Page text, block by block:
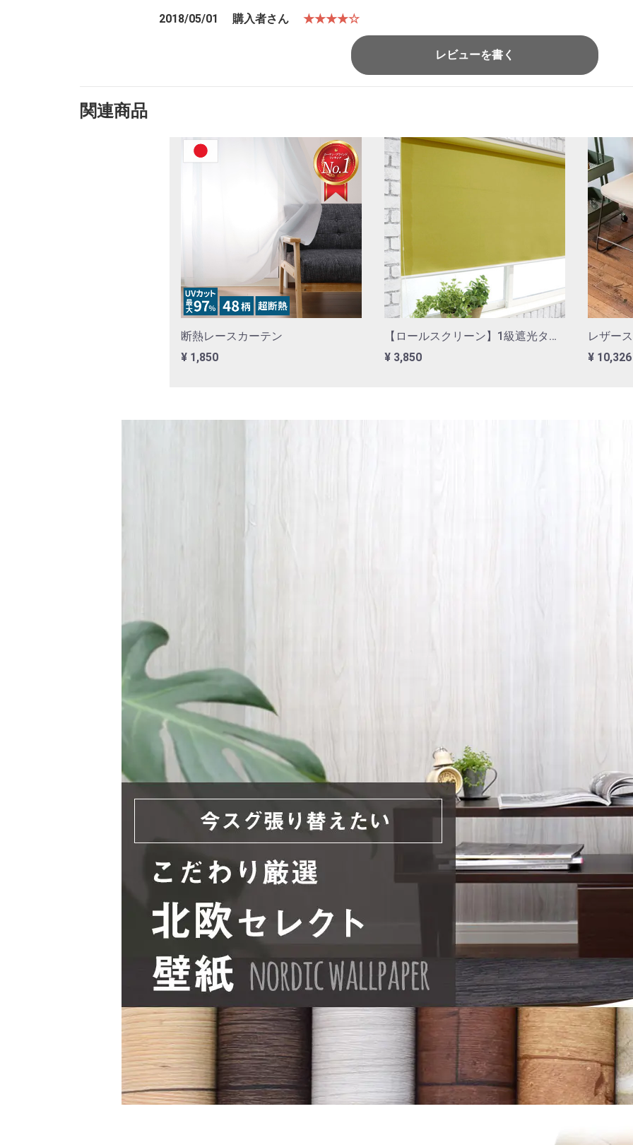
2018/05/01
購入者さん
★★★★☆
思ったより薄かったけど、リアルな質感で良い感じです。ビターブラウンは画像で見るより
だったのでラッキー。ただ、レトロブラウンにネジの印刷があったのは余計でした。そこも
経年劣化の天板のにちゃにちゃ感と子供たちの宿題時の鉛筆の鉛汚れのため、汚くなったダ
紙を使ってリメイクしてみました♪ 角の丸みもドライヤーを15ｃｍほど離してあてて伸ばし
た！私は不器用なんで若干皴が残りましたが、上手な方ならきっともっとうまくいくはずｗ
した(^o^)／天板もサラサラになったし、ある程度の撥水もするので、ダイニングだけがオ
るの楽しいです☆彡最初梱包を開けた時は、おいが少し気になりましたが、すぐに気になら
＾張り直しもできて購入してよかったです！次はリビングの壁に挑戦したいくらいです♪
じゃんぴちさん
★★★★☆
発送も、早いし購入予定です！ちょっと高いかな
2018/03/22
購入者さん
サイズ調整がしやすい
裏の紙に目盛りが付いていて
粘着力はまぁまぁでしょうか
貼りやすい壁紙
レビューを書く
関連商品
断熱レースカーテン
¥ 1,850
【ロールスクリーン】1級遮光タイプ
¥ 3,850
レザー
¥ 10,326